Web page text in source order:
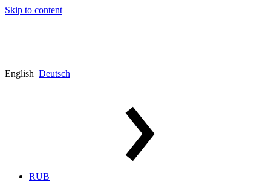
Skip to content
English Deutsch
RUB